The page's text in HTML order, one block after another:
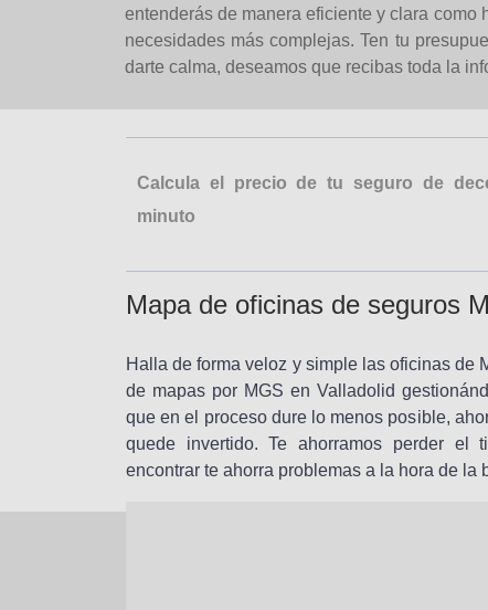
entenderás de manera eficiente y clara como
necesidades más complejas. Ten tu
darte calma, deseamos que recibas toda la
Calcula el precio de tu seguro de
minuto
Mapa de oficinas de seguros
Halla de forma veloz y simple las oficinas de
de mapas por MGS en Valladolid
que en el proceso dure lo menos posible,
quede invertido. Te ahorramos perder el
encontrar te ahorra problemas a la hora de la